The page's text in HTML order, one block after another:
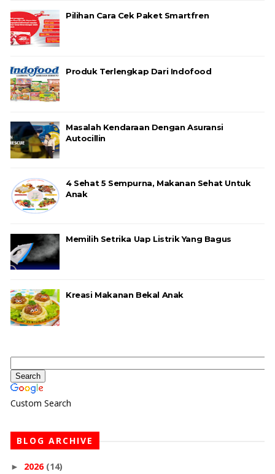
Pilihan Cara Cek Paket Smartfren
Produk Terlengkap Dari Indofood
Masalah Kendaraan Dengan Asuransi
Autocillin
4 Sehat 5 Sempurna, Makanan Sehat Untuk
Anak
Memilih Setrika Uap Listrik Yang Bagus
Kreasi Makanan Bekal Anak
Custom Search
BLOG ARCHIVE
► 2026 (14)